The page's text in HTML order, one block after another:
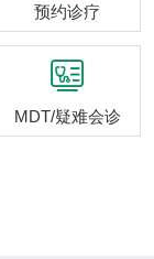
预约诊疗

MDT/疑难会诊